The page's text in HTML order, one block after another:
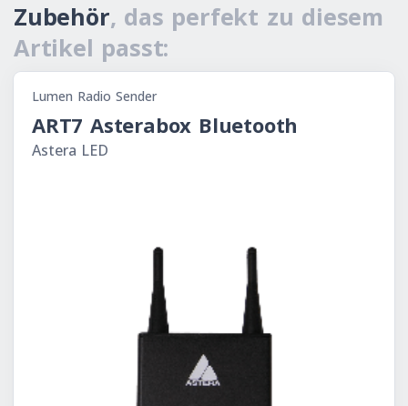
Zubehör, das perfekt zu diesem
Artikel passt:
Lumen Radio Sender
ART7 Asterabox Bluetooth
Astera LED